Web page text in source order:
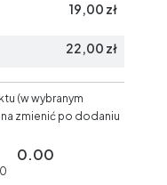
19,00 zł
22,00 zł
(w wybranym
zmienić po dodaniu
0.00